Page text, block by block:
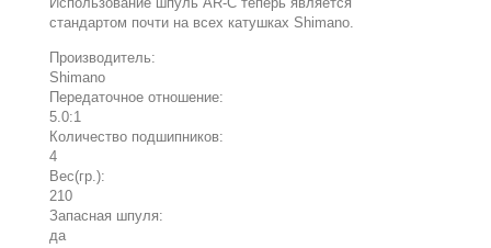
стандартом почти на всех катушках Shimano.
Производитель:
Shimano
Передаточное отношение:
5.0:1
Количество подшипников:
4
Вес(гр.):
210
Запасная шпуля:
да